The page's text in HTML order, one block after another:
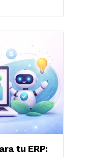
tu ERP: